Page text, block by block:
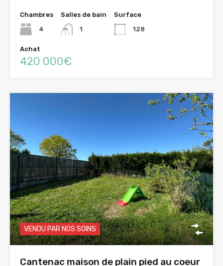
Chambres
4
Salles de bain
1
Surface
128
Achat
420 000€
VENDU PAR NOS SOINS
Cantenac maison de plain pied au coeur